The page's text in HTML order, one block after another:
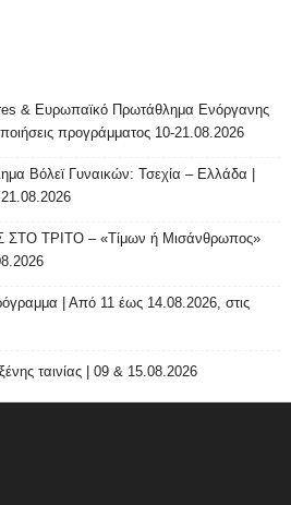
& Ευρωπαϊκό Πρωτάθλημα Ενόργανης
προγράμματος 10-21.08.2026
Βόλεϊ Γυναικών: Τσεχία – Ελλάδα |
ΤΡΙΤΟ – «Τίμων ή Μισάνθρωπος»
| Από 11 έως 14.08.2026, στις
ταινίας | 09 & 15.08.2026